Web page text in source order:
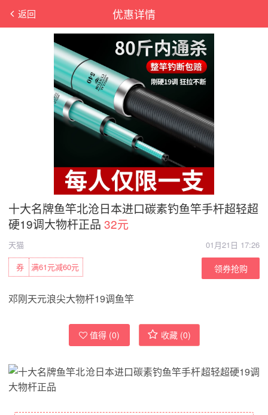
优惠详情
返回
十大名牌鱼竿北沧日本进口碳素钓鱼竿手杆超轻超
硬19调大物杆正品 32元
天猫
01月21日 17:26
满61元减60元
券 领券抢购
邓刚天元浪尖大物杆19调鱼竿
值得 (0) 收藏 (0)